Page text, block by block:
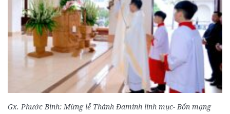
Gx. Phước Bình: Mừng lễ Thánh Đaminh linh mục- Bổn mạng